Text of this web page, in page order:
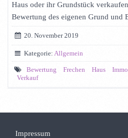
Haus oder ihr Grundstück
Bewertung des eigenen Grund und
20. November 2019
Kategorie: Allgemein
Bewertung Frechen Haus
Verkauf
Impressum